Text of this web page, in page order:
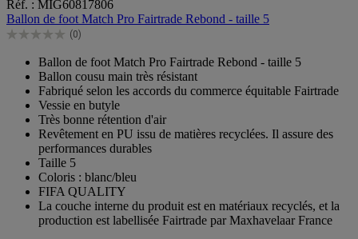
sur
5
étoiles.
Réf. : MIG60817806
Ballon de foot Match Pro Fairtrade Rebond - taille 5
(0)
0.0
étoiles.
Ballon de foot Match Pro Fairtrade Rebond - taille 5
Ballon cousu main très résistant
Fabriqué selon les accords du commerce équitable Fairtrade
Vessie en butyle
Très bonne rétention d'air
Revêtement en PU issu de matières recyclées. Il assure des
performances durables
Taille 5
Coloris : blanc/bleu
FIFA QUALITY
La couche interne du produit est en matériaux recyclés, et la
production est labellisée Fairtrade par Maxhavelaar France